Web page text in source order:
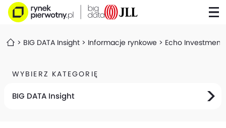
BIG DATA Insight Informacje rynkowe Echo Investment
WYBIERZ KATEGORIĘ
BIG DATA Insight